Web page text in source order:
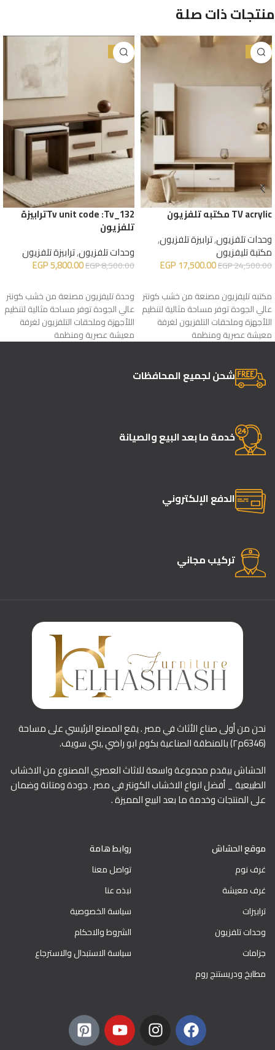
منتجات ذات صلة
-29%
TV acrylic مكتبه تلفزيون
وحدات تلفزيون,ترابيزة تلفزيون,
مكتبة تليفزيون
EGP24,500.00
EGP17,500.00
مكتبه تليفزيون مصنعة من خشب كونتر
عالي الجودة توفر مساحة مثالية لتنظيم
اللأجهزة وملحقات التلفزيون لغرفة
معيشة عصرية ومنظمة
-32%
Tv unit code :Tv_132ترابيزة
تلفزيون
وحدات تلفزيون,ترابيزة تلفزيون
EGP8,500.00
EGP5,800.00
وحدة تليفزيون مصنعة من خشب كونتر
عالي الجودة توفر مساحة مثالية لتنظيم
اللأجهزة وملحقات التلفزيون لغرفة
معيشة عصرية ومنظمة
شحن لجميع المحافظات
خدمة ما بعد البيع والصيانة
الدفع الإلكتروني
تركيب مجاني
نحن من أولى صناع الأثاث في مصر . يقع المصنع الرئيسي على مساحة
(6346م٢) بالمنطقة الصناعية بكوم ابو راضي ,بني سويف.
الحشاش بيقدم مجموعة واسعة للاثاث العصري المصنوع من الاخشاب
الطبيعية _ أفضل انواع الاخشاب الكونتر في مصر . جودة ومتانة وضمان
على المنتجات وخدمة ما بعد البيع المميزة .
موقع الحشاش
غرف نوم
غرف معيشة
ترابيزات
وحدات تلفزيون
جزامات
مطابخ ودريستنج روم
روابط هامة
تواصل معنا
نبذه عنا
سياسة الخصوصية
الشروط والاحكام
سياسة الاستبدال والاسترجاع